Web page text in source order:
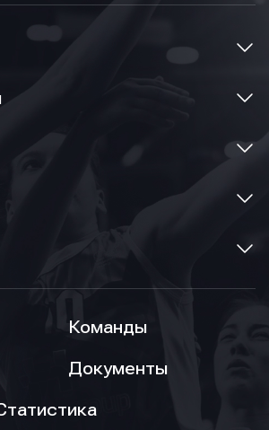
Команды
Документы